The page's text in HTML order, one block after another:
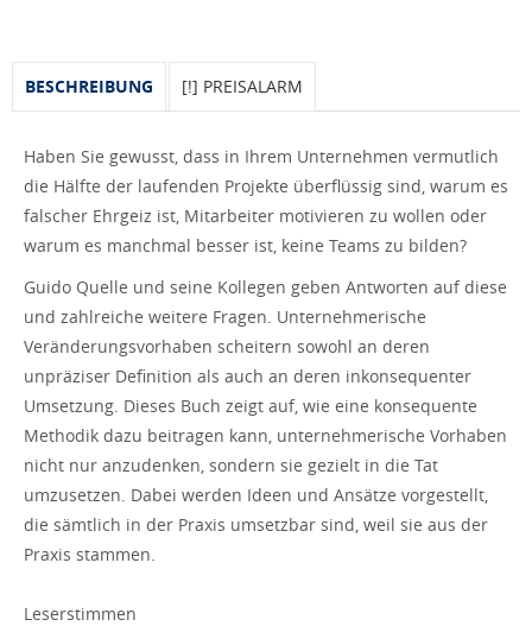
BESCHREIBUNG [!] PREISALARM
Haben Sie gewusst, dass in Ihrem Unternehmen vermutlich
die Hälfte der laufenden Projekte überflüssig sind, warum es
falscher Ehrgeiz ist, Mitarbeiter motivieren zu wollen oder
warum es manchmal besser ist, keine Teams zu bilden?
Guido Quelle und seine Kollegen geben Antworten auf diese
und zahlreiche weitere Fragen. Unternehmerische
Veränderungsvorhaben scheitern sowohl an deren
unpräziser Definition als auch an deren inkonsequenter
Umsetzung. Dieses Buch zeigt auf, wie eine konsequente
Methodik dazu beitragen kann, unternehmerische Vorhaben
nicht nur anzudenken, sondern sie gezielt in die Tat
umzusetzen. Dabei werden Ideen und Ansätze vorgestellt,
die sämtlich in der Praxis umsetzbar sind, weil sie aus der
Praxis stammen.
Leserstimmen